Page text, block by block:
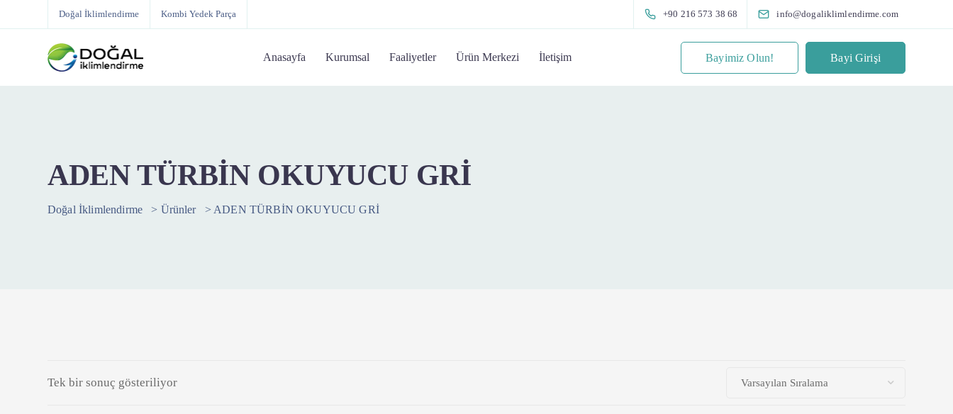
Doğal İklimlendirme Kombi Yedek Parça +90 216 573 38 68 info@dogaliklimlendirme.com
Anasayfa Kurumsal Faaliyetler Ürün Merkezi İletişim Bayimiz Olun! Bayi Girişi
ADEN TÜRBİN OKUYUCU GRİ
Doğal İklimlendirme > Ürünler > ADEN TÜRBİN OKUYUCU GRİ
Tek bir sonuç gösteriliyor